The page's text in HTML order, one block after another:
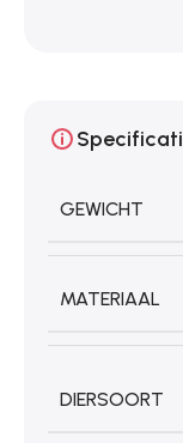
GEWICHT
MATERIAAL
DIERSOORT